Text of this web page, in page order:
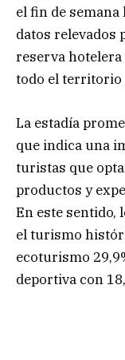
el fin de semana
datos relevados
reserva
todo el territorio
La estadía
que indica una
turistas que
productos y
En este sentido,
el turismo
ecoturismo
deportiva con